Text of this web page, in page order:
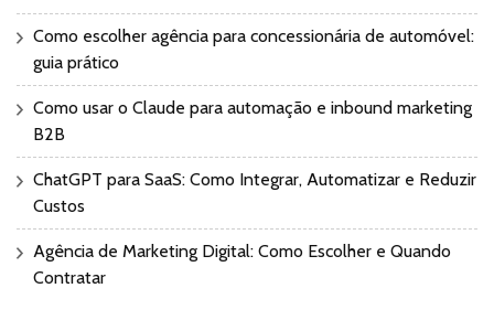
Como escolher agência para concessionária de automóvel:
guia prático
Como usar o Claude para automação e inbound marketing
B2B
ChatGPT para SaaS: Como Integrar, Automatizar e Reduzir
Custos
Agência de Marketing Digital: Como Escolher e Quando
Contratar